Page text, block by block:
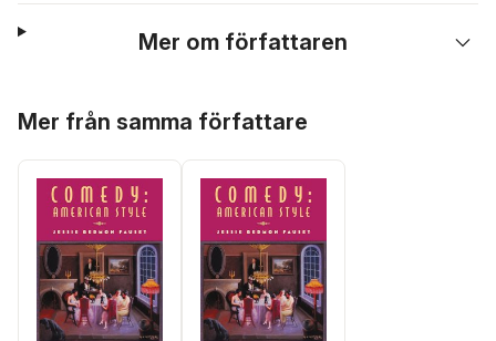
Mer om författaren
Mer från samma författare